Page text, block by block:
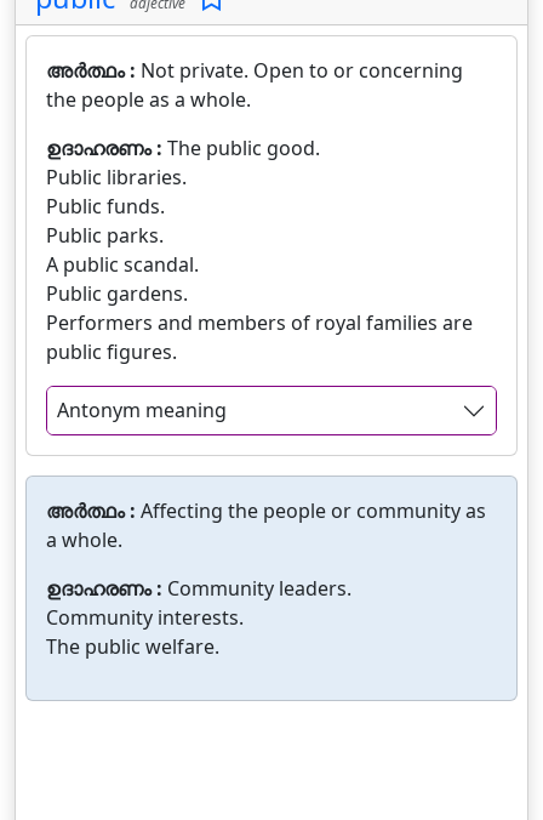
അർത്ഥം : Not private. Open to or concerning
the people as a whole.
ഉദാഹരണം : The public good.
Public libraries.
Public funds.
Public parks.
A public scandal.
Public gardens.
Performers and members of royal families are
public figures.
Antonym meaning
അർത്ഥം : Affecting the people or community as
a whole.
ഉദാഹരണം : Community leaders.
Community interests.
The public welfare.